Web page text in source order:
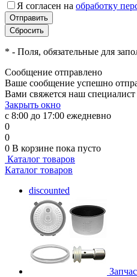
Я согласен на обработку
* - Поля, обязательные для
Сообщение отправлено
Ваше сообщение успешно
Вами свяжется наш специалист
Закрыть окно
с 8:00 до 17:00 ежедневно
0
0
0 В корзине пока пусто
Каталог товаров
Каталог товаров
discounted